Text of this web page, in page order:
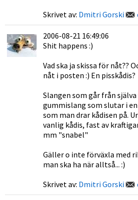
Skrivet av: Dmitri Gorski
2006-08-21 16:49:06
Shit happens :)
Vad ska ja skissa för nåt??
nåt i posten :) En pisskådis?
Slangen som går från
gummislang som slutar i
som man drar kådisen på.
vanlig kådis, fast av
mm "snabel"
Gäller o inte förväxla med
man ska ha när alltså... :)
Skrivet av: Dmitri Gorski